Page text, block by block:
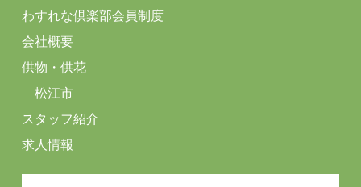
わすれな倶楽部会員制度
会社概要
供物・供花
松江市
スタッフ紹介
求人情報